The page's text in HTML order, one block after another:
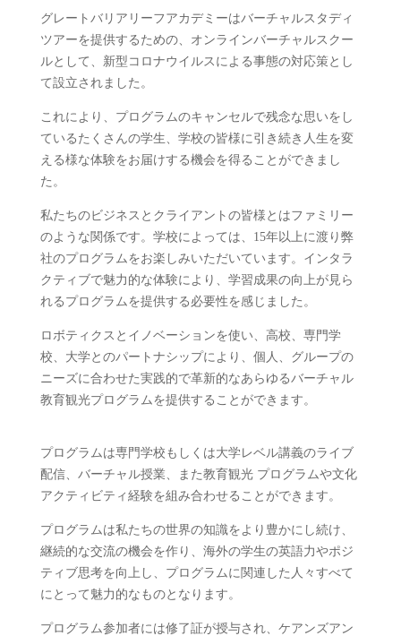
グレートバリアリーフアカデミーはバーチャルスタディ
ツアーを提供するための、オンラインバーチャルスクー
ルとして、新型コロナウイルスによる事態の対応策とし
て設立されました。
これにより、プログラムのキャンセルで残念な思いをし
ているたくさんの学生、学校の皆様に 引き続き人生を変
える様な体験をお届けする機会を得ることができまし
た。
私たちのビジネスとクライアントの皆様とはファミリー
のような関係です。学校によっては、15年以上に渡り弊
社のプログラムをお楽しみいただいています。インタラ
クティブで魅力的な体験により、学習成果の向上が見ら
れるプログラムを提供する必要性を感じました。
ロボティクスとイノベーションを使い、高校、専門学
校、大学とのパートナシップにより、 個人、グループの
ニーズに合わせた実践的で革新的なあらゆるバーチャル
教育観光プログラムを提供することができます。
プログラムは専門学校もしくは大学レベル講義のライブ
配信、バーチャル授業、また教育観光 プログラムや文化
アクティビティ経験を組み合わせることができます。
プログラムは私たちの世界の知識をより豊かにし続け、
継続的な交流の機会を作り、海外の学生の英語力やポジ
ティブ思考を向上し、プログラムに関連した人々すべて
にとって魅力的なものとなります。
プログラム参加者には修了証が授与され、ケアンズアン